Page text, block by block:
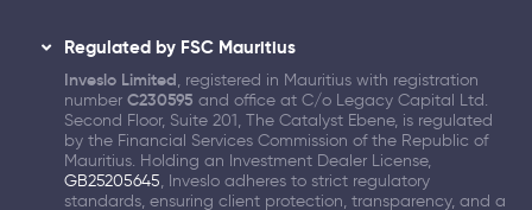
Regulated by FSC Mauritius
Inveslo Limited, registered in Mauritius with registration
number C230595 and office at C/o Legacy Capital Ltd.
Second Floor, Suite 201, The Catalyst Ebene, is regulated
by the Financial Services Commission of the Republic of
Mauritius. Holding an Investment Dealer License,
GB25205645, Inveslo adheres to strict regulatory
standards, ensuring client protection, transparency, and a